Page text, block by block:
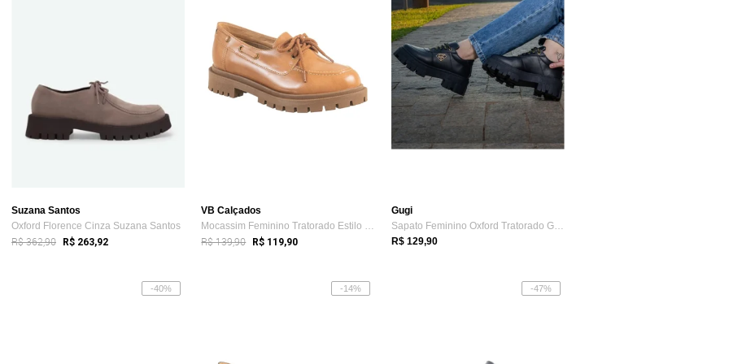
Suzana Santos
Oxford Florence Cinza Suzana Santos
R$ 362,90 R$ 263,92
VB Calçados
Mocassim Feminino Tratorado Estilo Oxfor...
R$ 139,90 R$ 119,90
Gugi
Sapato Feminino Oxford Tratorado GuGi Mo...
R$ 129,90
-40% -14% -47%